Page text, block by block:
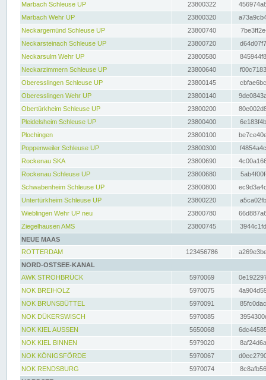
Marbach Schleuse UP
23800322
Marbach Wehr UP
23800320
Neckargemünd Schleuse UP
23800740
Neckarsteinach Schleuse UP
23800720
Neckarsulm Wehr UP
23800580
Neckarzimmern Schleuse UP
23800640
Oberesslingen Schleuse UP
23800145
Oberesslingen Wehr UP
23800140
Obertürkheim Schleuse UP
23800200
Pleidelsheim Schleuse UP
23800400
Plochingen
23800100
Poppenweiler Schleuse UP
23800300
Rockenau SKA
23800690
Rockenau Schleuse UP
23800680
Schwabenheim Schleuse UP
23800800
Untertürkheim Schleuse UP
23800220
Wieblingen Wehr UP neu
23800780
Ziegelhausen AMS
23800745
NEUE MAAS
ROTTERDAM
123456786
NORD-OSTSEE-KANAL
AWK STROHBRÜCK
5970069
NOK BREIHOLZ
5970075
NOK BRUNSBÜTTEL
5970091
NOK DÜKERSWISCH
5970085
NOK KIEL AUSSEN
5650068
NOK KIEL BINNEN
5979020
NOK KÖNIGSFÖRDE
5970067
NOK RENDSBURG
5970074